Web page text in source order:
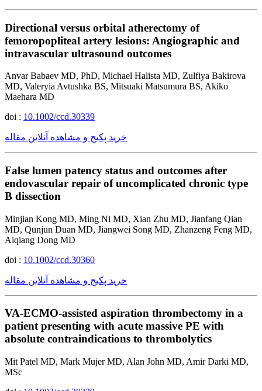
Directional versus orbital atherectomy of
femoropopliteal artery lesions: Angiographic and
intravascular ultrasound outcomes
Anvar Babaev MD, PhD, Michael Halista MD, Zulfiya Bakirova
MD, Valeryia Avtushka BS, Mitsuaki Matsumura BS, Akiko
Maehara MD
doi : 10.1002/ccd.30339
خرید پکیج و مشاهده آنلاین مقاله
False lumen patency status and outcomes after
endovascular repair of uncomplicated chronic type
B dissection
Minjian Kong MD, Ming Ni MD, Xian Zhu MD, Jianfang Qian
MD, Qunjun Duan MD, Jiangwei Song MD, Zhanzeng Feng MD,
Aiqiang Dong MD
doi : 10.1002/ccd.30360
خرید پکیج و مشاهده آنلاین مقاله
VA-ECMO-assisted aspiration thrombectomy in a
patient presenting with acute massive PE with
absolute contraindications to thrombolytics
Mit Patel MD, Mark Mujer MD, Alan John MD, Amir Darki MD,
MSc